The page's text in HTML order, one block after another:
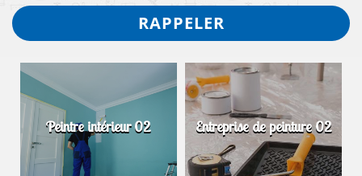
Peintre intérieur 02 Entreprise de peinture 02